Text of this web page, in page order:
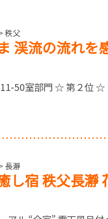
秩父
渓流の流れを
11-50室部門 ☆ 第２位
長瀞
し宿 秩父長瀞